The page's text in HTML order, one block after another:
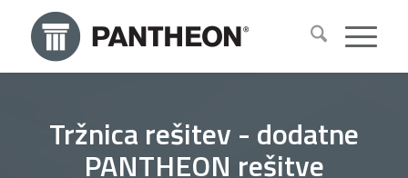
Tržnica rešitev - dodatne
PANTHEON rešitve